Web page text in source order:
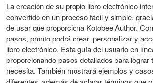
La creación de su propio libro electrónico
convertido en un proceso fácil y simple,
de usar que proporciona Kotobee Author.
pasos, pronto podrá crear, personalizar y
libro electrónico. Esta guía del usuario en
proporcionando pasos detallados para lograr
necesita. También mostrará ejemplos y